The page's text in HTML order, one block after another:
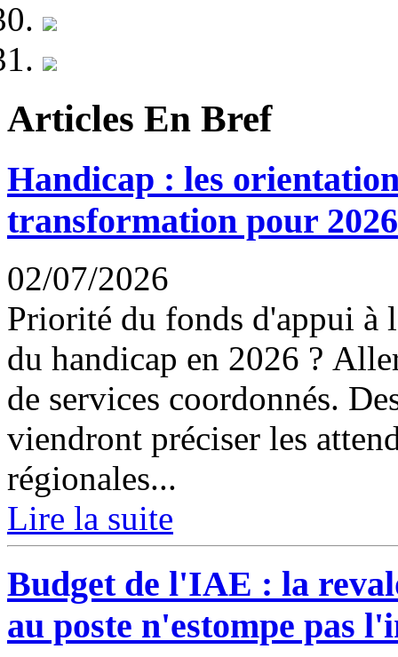
Articles En Bref
Handicap : les
transformation pour 2026
02/07/2026
Priorité du fonds d'appui à
du handicap en 2026 ?
de services coordonnés.
viendront préciser les
régionales...
Lire la suite
Budget de l'IAE : la
au poste n'estompe pas